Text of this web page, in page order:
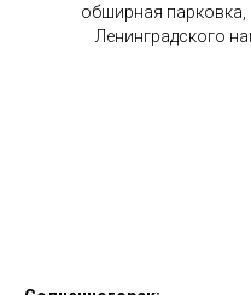
обширная парковка,
Ленинградского